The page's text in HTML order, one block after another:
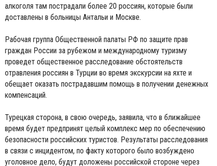
алкоголя там пострадали более 20 россиян, которые были
доставлены в больницы Антальи и Москве.
Рабочая группа Общественной палаты РФ по защите прав
граждан России за рубежом и международному туризму
проведет общественное расследование обстоятельств
отравления россиян в Турции во время экскурсии на яхте и
обещает оказать пострадавшим помощь в получении денежных
компенсаций.
Турецкая сторона, в свою очередь, заявила, что в ближайшее
время будет предпринят целый комплекс мер по обеспечению
безопасности российских туристов. Результаты расследования
в связи с инцидентом, по факту которого было возбуждено
уголовное дело, будут доложены российской стороне через